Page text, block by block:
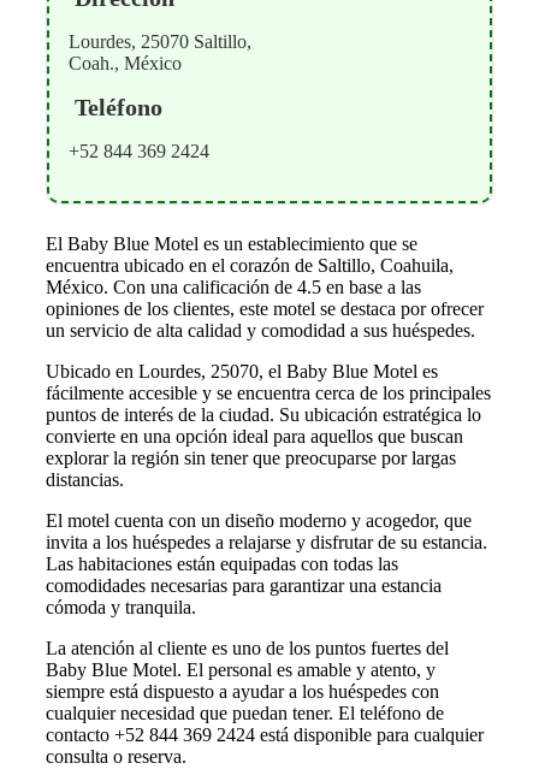
Lourdes, 25070 Saltillo,
Coah., México
Teléfono
+52 844 369 2424
El Baby Blue Motel es un establecimiento que se
encuentra ubicado en el corazón de Saltillo, Coahuila,
México. Con una calificación de 4.5 en base a las
opiniones de los clientes, este motel se destaca por ofrecer
un servicio de alta calidad y comodidad a sus huéspedes.
Ubicado en Lourdes, 25070, el Baby Blue Motel es
fácilmente accesible y se encuentra cerca de los principales
puntos de interés de la ciudad. Su ubicación estratégica lo
convierte en una opción ideal para aquellos que buscan
explorar la región sin tener que preocuparse por largas
distancias.
El motel cuenta con un diseño moderno y acogedor, que
invita a los huéspedes a relajarse y disfrutar de su estancia.
Las habitaciones están equipadas con todas las
comodidades necesarias para garantizar una estancia
cómoda y tranquila.
La atención al cliente es uno de los puntos fuertes del
Baby Blue Motel. El personal es amable y atento, y
siempre está dispuesto a ayudar a los huéspedes con
cualquier necesidad que puedan tener. El teléfono de
contacto +52 844 369 2424 está disponible para cualquier
consulta o reserva.